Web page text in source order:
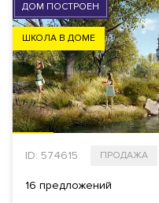
ДОМ ПОСТРОЕН
ШКОЛА В ДОМЕ
ID: 574615 ПРОДАЖА
16 предложений